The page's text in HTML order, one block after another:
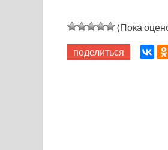
(Пока
поделиться